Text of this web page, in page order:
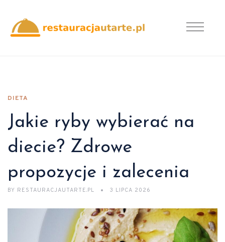
DIETA
Jakie ryby wybierać na
diecie? Zdrowe
propozycje i zalecenia
BY RESTAURACJAUTARTE.PL 3 LIPCA 2026